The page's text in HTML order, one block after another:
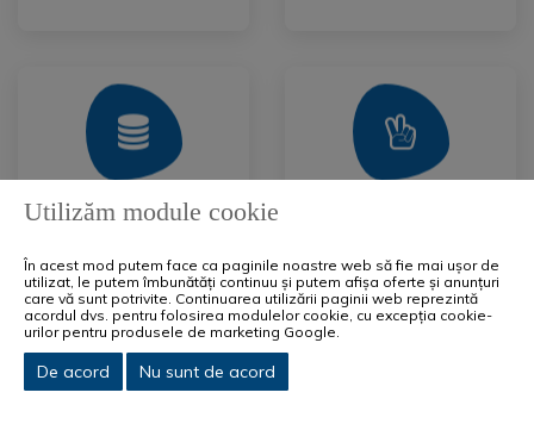
Achiziții Publice
Achiziții Publice
Mai Mult Mai Mult
Mai Mult
Utilizăm module cookie
În acest mod putem face ca paginile noastre web să fie mai ușor de
utilizat, le putem îmbunătăți continuu și putem afișa oferte și anunțuri
care vă sunt potrivite. Continuarea utilizării paginii web reprezintă
acordul dvs. pentru folosirea modulelor cookie, cu excepția cookie-
urilor pentru produsele de marketing Google.
De acord Nu sunt de acord